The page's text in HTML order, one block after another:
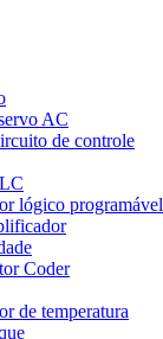
AC
de controle
lógico programável
Coder
de temperatura